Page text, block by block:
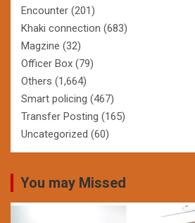
Encounter (201)
Khaki connection (683)
Magzine (32)
Officer Box (79)
Others (1,664)
Smart policing (467)
Transfer Posting (165)
Uncategorized (60)
You may Missed